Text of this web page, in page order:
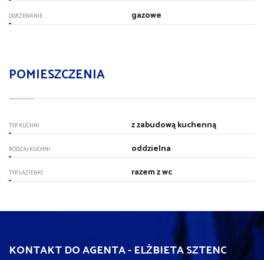
OGRZEWANIE gazowe
POMIESZCZENIA
TYP KUCHNI z zabudową kuchenną
RODZAJ KUCHNI oddzielna
TYP ŁAZIENKI razem z wc
KONTAKT DO AGENTA - ELŻBIETA SZTENC